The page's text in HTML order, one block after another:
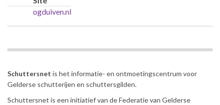
ogduiven.nl
Schuttersnet is het informatie- en ontmoetingscentrum voor
Gelderse schutterijen en schuttersgilden.
Schuttersnet is een initiatief van de Federatie van Gelderse